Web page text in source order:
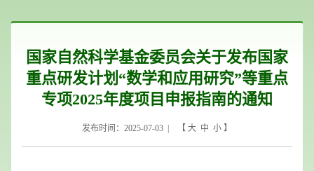
国家自然科学基金委员会关于发布国家
重点研发计划“数学和应用研究”等重点
专项2025年度项目申报指南的通知
发布时间：2025-07-03 | 【 大 中 小 】